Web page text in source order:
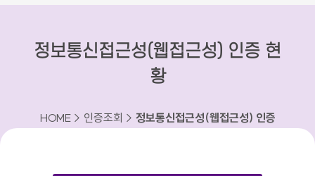
정보통신접근성(웹접근성) 인증 현
황
HOME > 인증조회 > 정보통신접근성(웹접근성) 인증